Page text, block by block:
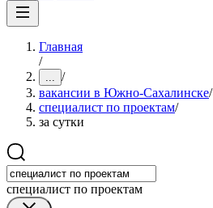
Главная
/
... /
вакансии в Южно-Сахалинске/
специалист по проектам/
за сутки
специалист по проектам